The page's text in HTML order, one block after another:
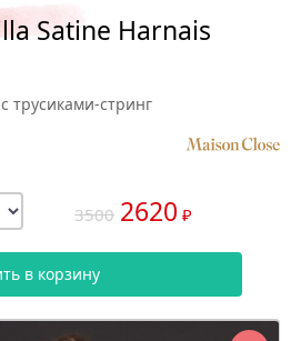
Satine Harnais
трусиками-стринг
3500 2620 ₽
в корзину